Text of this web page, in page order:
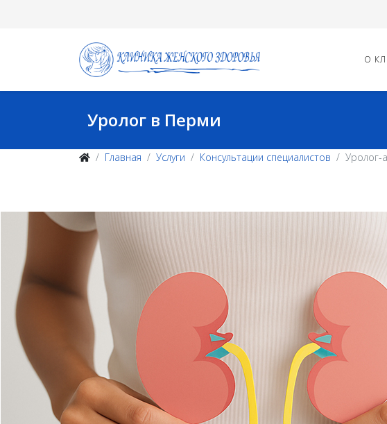
О
Уролог в Перми
Главная Услуги Консультации специалистов Уролог-